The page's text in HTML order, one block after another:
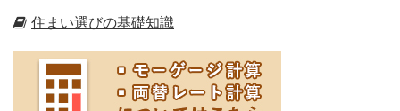
住まい選びの基礎知識